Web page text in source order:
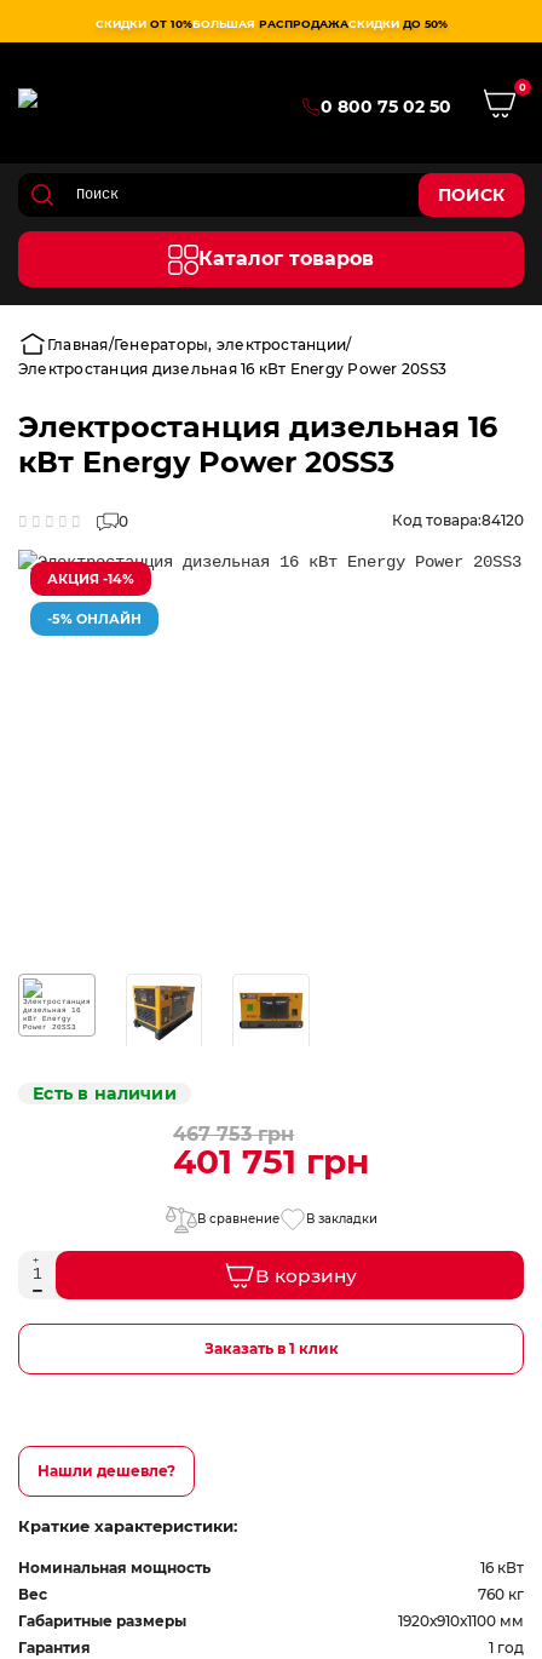
СКИДКИ ОТ 10%БОЛЬШАЯ РАСПРОДАЖАСКИДКИ ДО 50%
0 800 75 02 50
0
ПОИСК
Каталог товаров
Главная Генераторы, электростанции
Электростанция дизельная 16 кВт Energy Power 20SS3
Электростанция дизельная 16
кВт Energy Power 20SS3
0 Код товара:84120
АКЦИЯ -14%
-5% ОНЛАЙН
Есть в наличии
467 753 грн
401 751 грн
В сравнение В закладки
В корзину
Заказать в 1 клик
Нашли дешевле?
Краткие характеристики:
Номинальная мощность
16 кВт
Вес
760 кг
Габаритные размеры
1920х910х1100 мм
Гарантия
1 год